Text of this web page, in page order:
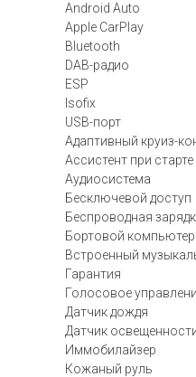
Android Auto
Apple CarPlay
Bluetooth
DAB-радио
ESP
Isofix
USB-порт
Адаптивный круиз-
Ассистент при
Аудиосистема
Бесключевой доступ
Беспроводная
Бортовой компьютер
Встроенный
Гарантия
Голосовое
Датчик дождя
Датчик
Иммобилайзер
Кожаный руль